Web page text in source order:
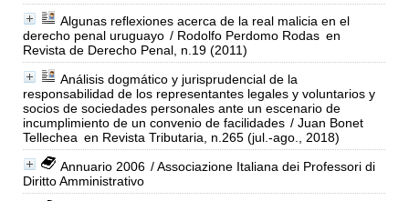
Algunas reflexiones acerca de la real malicia en el
derecho penal uruguayo / Rodolfo Perdomo Rodas en
Revista de Derecho Penal, n.19 (2011)
Análisis dogmático y jurisprudencial de la
responsabilidad de los representantes legales y voluntarios y
socios de sociedades personales ante un escenario de
incumplimiento de un convenio de facilidades / Juan Bonet
Tellechea en Revista Tributaria, n.265 (jul.-ago., 2018)
Annuario 2006 / Associazione Italiana dei Professori di
Diritto Amministrativo